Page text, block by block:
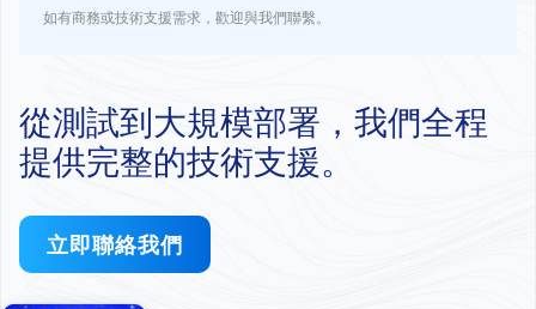
如有商務或技術支援需求，歡迎與我們聯繫。
從測試到大規模部署，我們全程
提供完整的技術支援。
立即聯絡我們